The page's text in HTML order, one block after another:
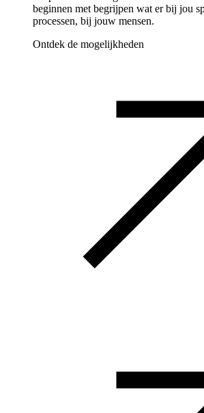
beginnen met begrijpen wat er bij jou
processen, bij jouw mensen.
Ontdek de mogelijkheden